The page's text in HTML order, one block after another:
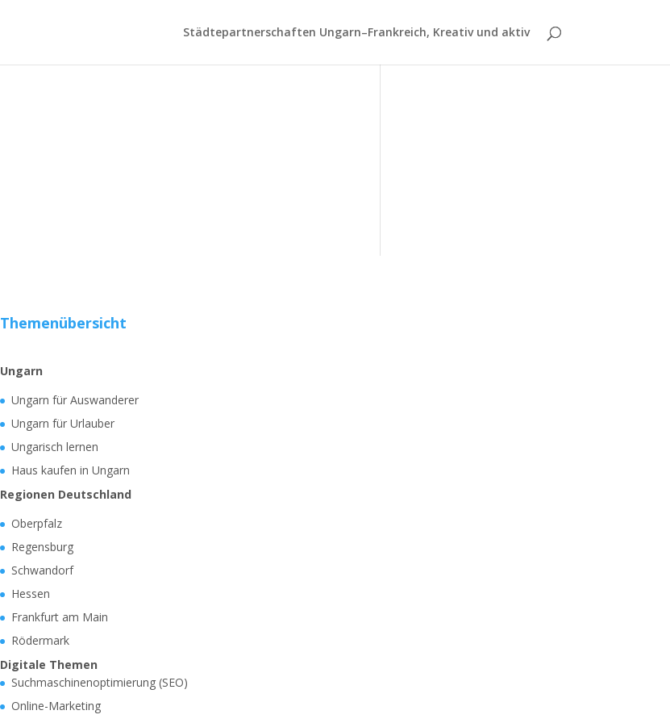
Städtepartnerschaften Ungarn–Frankreich, Kreativ und aktiv
Themenübersicht
Ungarn
Ungarn für Auswanderer
Ungarn für Urlauber
Ungarisch lernen
Haus kaufen in Ungarn
Regionen Deutschland
Oberpfalz
Regensburg
Schwandorf
Hessen
Frankfurt am Main
Rödermark
Digitale Themen
Suchmaschinenoptimierung (SEO)
Online-Marketing